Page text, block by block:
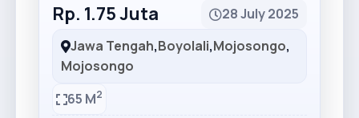
Rp. 1.75 Juta
28 July 2025
Jawa Tengah,Boyolali,Mojosongo,
Mojosongo
65 M2